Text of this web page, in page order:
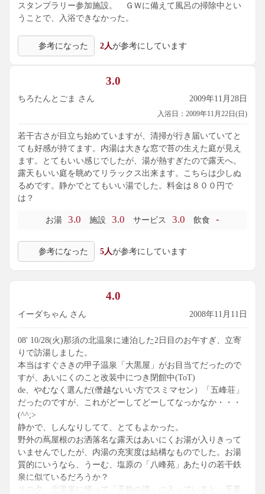
スタンプラリー参加施設。 ＧＷに備えて風呂の掃除中とい
うことで、入浴できなかった。
参考になった 2人が参考にしています
3.0
ちろたんとごま さん 2009年11月28日
入浴日：2009年11月22日(日)
若干古さが目立ち始めていますが、清掃が行き届いていてと
ても好感が持てます。内湯は大きな窓で苔の生えた庭が見え
ます。とてもいい感じでしたが、湯が熱すぎたので露天へ。
露天もいい庭を眺めてリラックス出来ます。こちらは少しぬ
るめです。静かでとてもいい湯でした。料金は８００円で
は？
お湯 3.0 施設 3.0 サービス 3.0 飲食 -
参考になった 5人が参考にしています
4.0
イーダちゃん さん 2008年11月11日
08' 10/28(火)那須の北温泉に連泊した2日目のお午すぎ、立寄
りで訪湯しました。
本当はすぐさきの甲子温泉「大黒屋」がお目当てだったので
すが、あいにくのこと改装中につき閉館中(ToT)
de、やむなく選んだ(僭越ないい方でスミマセン）「五峰荘」
だったのですが、これがどーしてどーしてなっかなか・・・
(^^;>
静かで、しんなりしてて、とてもよかった。
野外の蔦屋根のお洒落名な露天はあいにくお湯が入りきって
いませんでしたが、内湯の充実度は結構なものでした。お湯
質的にいうなら、うーむ、塩原の「八峰苑」あたりの若干鉄
泉に似ているだろうか？
その夕、北温泉に帰って「天狗の湯」に入っていると、千葉